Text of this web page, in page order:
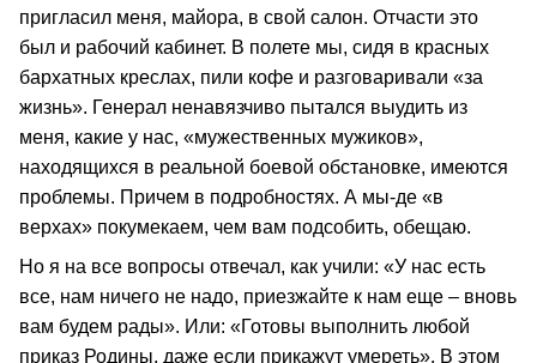
пригласил меня, майора, в свой салон. Отчасти это
был и рабочий кабинет. В полете мы, сидя в красных
бархатных креслах, пили кофе и разговаривали «за
жизнь». Генерал ненавязчиво пытался выудить из
меня, какие у нас, «мужественных мужиков»,
находящихся в реальной боевой обстановке, имеются
проблемы. Причем в подробностях. А мы-де «в
верхах» покумекаем, чем вам подсобить, обещаю.
Но я на все вопросы отвечал, как учили: «У нас есть
все, нам ничего не надо, приезжайте к нам еще – вновь
вам будем рады». Или: «Готовы выполнить любой
приказ Родины, даже если прикажут умереть». В этом